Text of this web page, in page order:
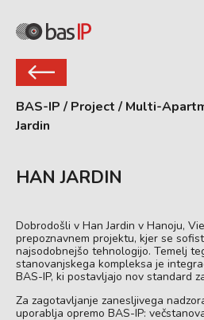
BAS-IP / Project / Multi-
Jardin
HAN JARDIN
Dobrodošli v Han Jardin v Hanoju,
prepoznavnem projektu, kjer se
najsodobnejšo tehnologijo. Temelj
stanovanjskega kompleksa je
BAS-IP, ki postavljajo nov standard
Za zagotavljanje zanesljivega
uporablja opremo BAS-IP: